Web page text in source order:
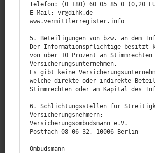
BK-Versicherungsmakler.
Nützliche Links
Versicherungen
Telefon: (0 180) 60 05 85 0 (0,20
E‑Mail: vr@dihk.de
www.vermittlerregister.info
5. Beteiligungen von bzw. an dem
Der Informationspflichtige besitzt
von über 10 Prozent an
Versicherungsunternehmen.
Es gibt keine
welche direkte oder indirekte
Stimmrechten oder am Kapital des
6. Schlichtungsstellen für
Versicherungsnehmern:
Versicherungsombudsmann e.V.
Postfach 08 06 32, 10006 Berlin
Ombudsmann